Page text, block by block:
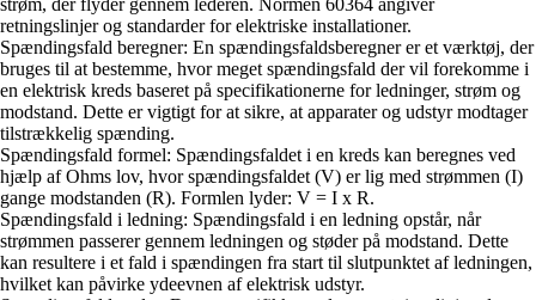
retningslinjer og standarder for elektriske installationer.
Spændingsfald beregner: En spændingsfaldsberegner er et værktøj, der
bruges til at bestemme, hvor meget spændingsfald der vil forekomme i
en elektrisk kreds baseret på specifikationerne for ledninger, strøm og
modstand. Dette er vigtigt for at sikre, at apparater og udstyr modtager
tilstrækkelig spænding.
Spændingsfald formel: Spændingsfaldet i en kreds kan beregnes ved
hjælp af Ohms lov, hvor spændingsfaldet (V) er lig med strømmen (I)
gange modstanden (R). Formlen lyder: V = I x R.
Spændingsfald i ledning: Spændingsfald i en ledning opstår, når
strømmen passerer gennem ledningen og støder på modstand. Dette
kan resultere i et fald i spændingen fra start til slutpunktet af ledningen,
hvilket kan påvirke ydeevnen af elektrisk udstyr.